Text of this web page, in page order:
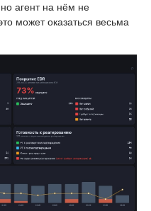
агент на нём не
может оказаться весьма